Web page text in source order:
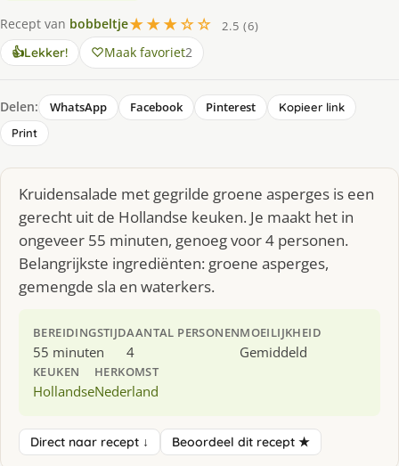
Recept van bobbeltje★★★☆☆
2.5 (6)
👍Lekker! Maak favoriet2
Delen: WhatsApp Facebook Pinterest
Kopieer link
Print
Kruidensalade met gegrilde groene asperges is een
gerecht uit de Hollandse keuken. Je maakt het in
ongeveer 55 minuten, genoeg voor 4 personen.
Belangrijkste ingrediënten: groene asperges,
gemengde sla en waterkers.
BEREIDINGSTIJD
55 minuten
AANTAL PERSONEN
4
MOEILIJKHEID
Gemiddeld
KEUKEN
Hollandse
HERKOMST
Nederland
Direct naar recept ↓ Beoordeel dit recept ★